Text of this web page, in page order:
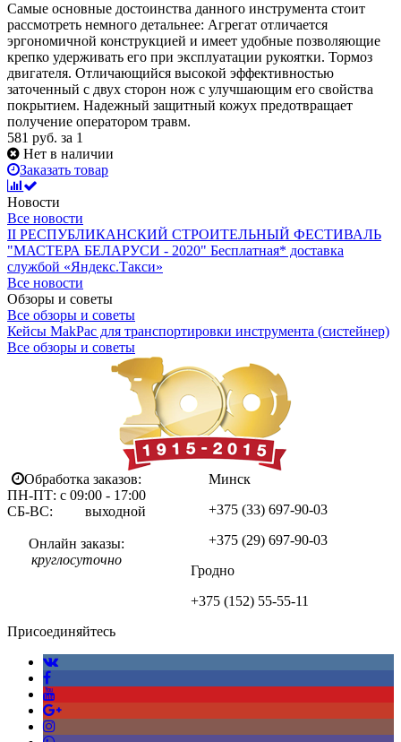
Самые основные достоинства данного инструмента стоит
рассмотреть немного детальнее: Агрегат отличается
эргономичной конструкцией и имеет удобные позволяющие
крепко удерживать его при эксплуатации рукоятки. Тормоз
двигателя. Отличающийся высокой эффективностью
заточенный с двух сторон нож с улучшающим его свойства
покрытием. Надежный защитный кожух предотвращает
получение оператором травм.
581 руб. за 1
Нет в наличии
Заказать товар
Новости
Все новости
II РЕСПУБЛИКАНСКИЙ СТРОИТЕЛЬНЫЙ ФЕСТИВАЛЬ
"МАСТЕРА БЕЛАРУСИ - 2020" Бесплатная* доставка
службой «Яндекс.Такси»
Все новости
Обзоры и советы
Все обзоры и советы
Кейсы MakPac для транспортировки инструмента (систейнер)
Все обзоры и советы
Обработка заказов:
ПН-ПТ: с 09:00 - 17:00
СБ-ВС: выходной
Онлайн заказы:
круглосуточно
Минск
+375 (33) 697-90-03
+375 (29) 697-90-03
Гродно
+375 (152) 55-55-11
Присоединяйтесь